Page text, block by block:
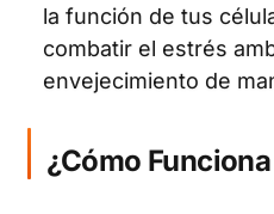
la función de tus
combatir el estrés
envejecimiento de
¿Cómo